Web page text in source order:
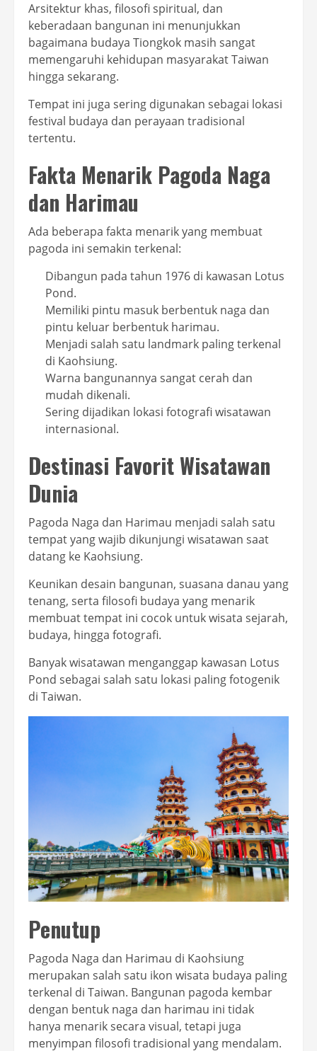
Arsitektur khas, filosofi spiritual, dan
keberadaan bangunan ini menunjukkan
bagaimana budaya Tiongkok masih sangat
memengaruhi kehidupan masyarakat Taiwan
hingga sekarang.
Tempat ini juga sering digunakan sebagai lokasi
festival budaya dan perayaan tradisional
tertentu.
Fakta Menarik Pagoda Naga
dan Harimau
Ada beberapa fakta menarik yang membuat
pagoda ini semakin terkenal:
Dibangun pada tahun 1976 di kawasan Lotus
Pond.
Memiliki pintu masuk berbentuk naga dan
pintu keluar berbentuk harimau.
Menjadi salah satu landmark paling terkenal
di Kaohsiung.
Warna bangunannya sangat cerah dan
mudah dikenali.
Sering dijadikan lokasi fotografi wisatawan
internasional.
Destinasi Favorit Wisatawan
Dunia
Pagoda Naga dan Harimau menjadi salah satu
tempat yang wajib dikunjungi wisatawan saat
datang ke Kaohsiung.
Keunikan desain bangunan, suasana danau yang
tenang, serta filosofi budaya yang menarik
membuat tempat ini cocok untuk wisata sejarah,
budaya, hingga fotografi.
Banyak wisatawan menganggap kawasan Lotus
Pond sebagai salah satu lokasi paling fotogenik
di Taiwan.
Penutup
Pagoda Naga dan Harimau di Kaohsiung
merupakan salah satu ikon wisata budaya paling
terkenal di Taiwan. Bangunan pagoda kembar
dengan bentuk naga dan harimau ini tidak
hanya menarik secara visual, tetapi juga
menyimpan filosofi tradisional yang mendalam.